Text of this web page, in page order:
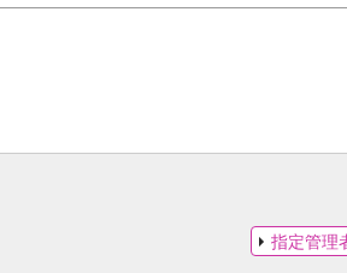
指定管理